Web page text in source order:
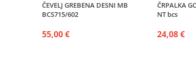
ČEVELJ GREBENA DESNI MB
BCS715/602
55,00 €
ČRPALKA
NT bcs
24,08 €